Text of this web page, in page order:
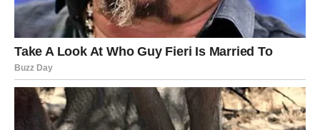
potiskuju emocije koje im ne prijaju. Ali karma sada ruši
tu unutrašnju strukturu. Sve ono što su potisnuli –
nezadovoljstvo, krivicu, osećaj da su nekoga povredili „u
ime razuma“ – izlazi na površinu.
Mnoge Device će se suočiti sa: